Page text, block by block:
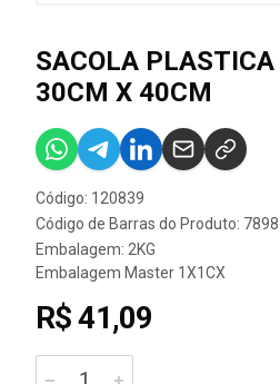
SACOLA PLASTICA
30CM X 40CM
Código: 120839
Código de Barras do Produto:
Embalagem: 2KG
Embalagem Master 1X1CX
R$ 41,09